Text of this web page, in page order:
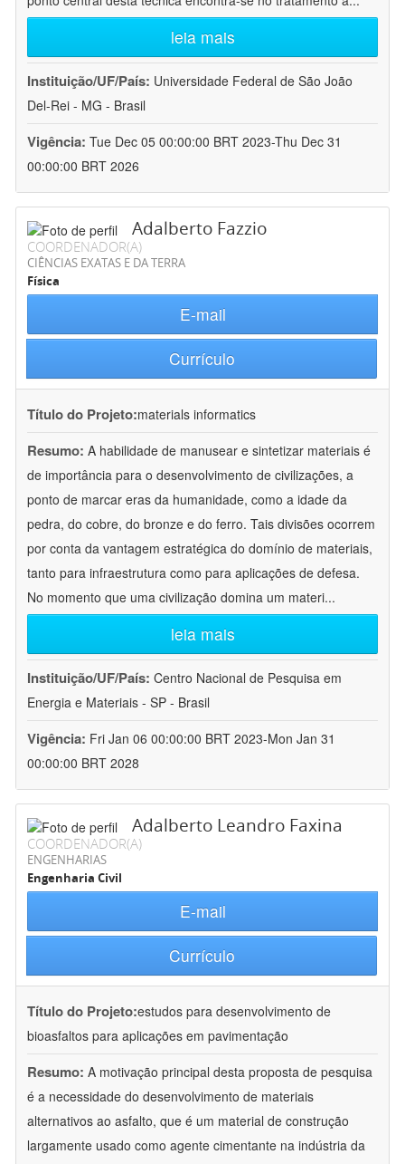
leia mais
Instituição/UF/País: Universidade Federal de São João
Del-Rei - MG - Brasil
Vigência: Tue Dec 05 00:00:00 BRT 2023-Thu Dec 31
00:00:00 BRT 2026
Adalberto Fazzio
COORDENADOR(A)
CIÊNCIAS EXATAS E DA TERRA
Física
E-mail
Currículo
Título do Projeto:materials informatics
Resumo: A habilidade de manusear e sintetizar materiais é
de importância para o desenvolvimento de civilizações, a
ponto de marcar eras da humanidade, como a idade da
pedra, do cobre, do bronze e do ferro. Tais divisões ocorrem
por conta da vantagem estratégica do domínio de materiais,
tanto para infraestrutura como para aplicações de defesa.
No momento que uma civilização domina um materi...
leia mais
Instituição/UF/País: Centro Nacional de Pesquisa em
Energia e Materiais - SP - Brasil
Vigência: Fri Jan 06 00:00:00 BRT 2023-Mon Jan 31
00:00:00 BRT 2028
Adalberto Leandro Faxina
COORDENADOR(A)
ENGENHARIAS
Engenharia Civil
E-mail
Currículo
Título do Projeto:estudos para desenvolvimento de
bioasfaltos para aplicações em pavimentação
Resumo: A motivação principal desta proposta de pesquisa
é a necessidade do desenvolvimento de materiais
alternativos ao asfalto, que é um material de construção
largamente usado como agente cimentante na indústria da